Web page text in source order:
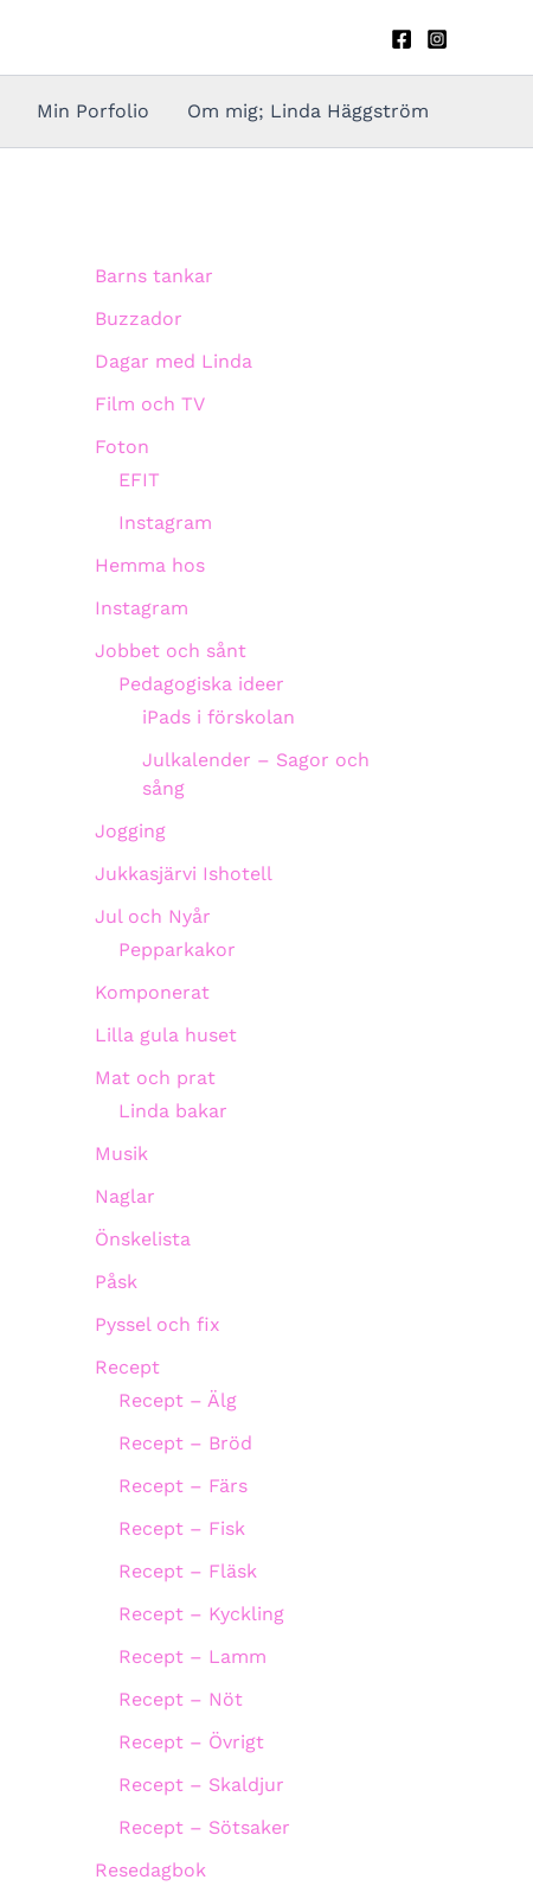
Min Porfolio Om mig; Linda Häggström
Barns tankar
Buzzador
Dagar med Linda
Film och TV
Foton
EFIT
Instagram
Hemma hos
Instagram
Jobbet och sånt
Pedagogiska ideer
iPads i förskolan
Julkalender – Sagor och
sång
Jogging
Jukkasjärvi Ishotell
Jul och Nyår
Pepparkakor
Komponerat
Lilla gula huset
Mat och prat
Linda bakar
Musik
Naglar
Önskelista
Påsk
Pyssel och fix
Recept
Recept – Älg
Recept – Bröd
Recept – Färs
Recept – Fisk
Recept – Fläsk
Recept – Kyckling
Recept – Lamm
Recept – Nöt
Recept – Övrigt
Recept – Skaldjur
Recept – Sötsaker
Resedagbok